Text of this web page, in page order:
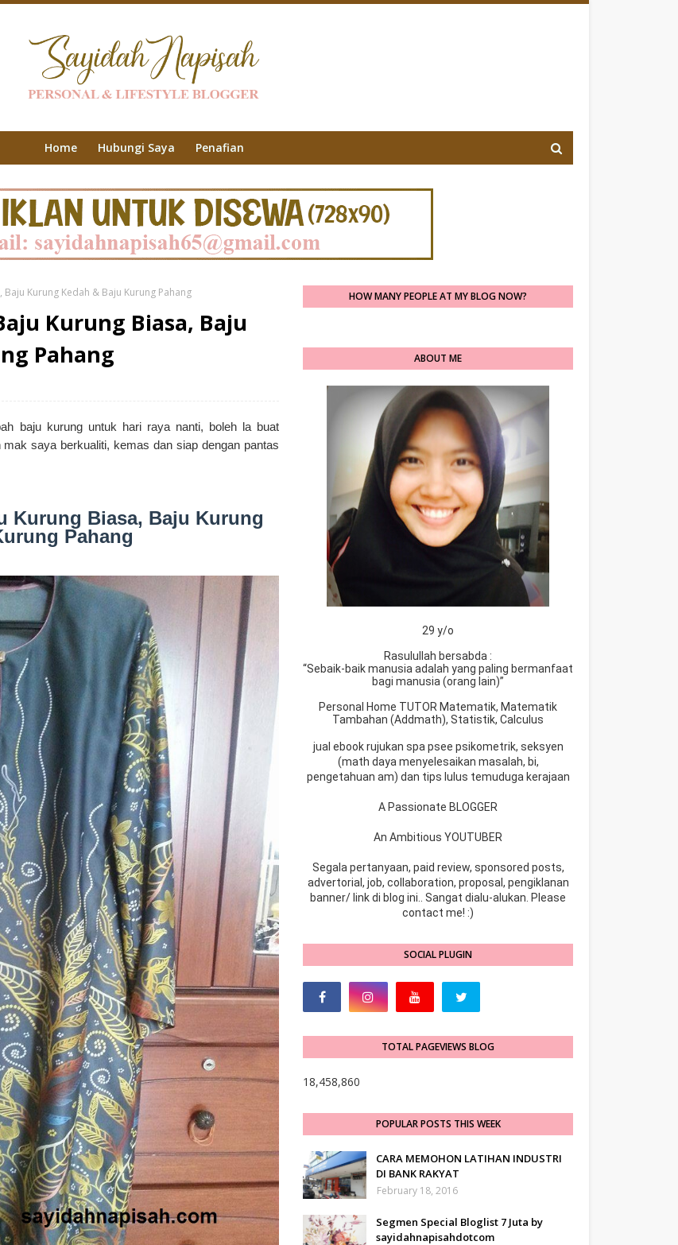
Home Hubungi Saya Penafian
Kurung Kedah & Baju Kurung Pahang
Kurung Biasa, Baju
Pahang
baju kurung untuk hari raya nanti, boleh la buat
saya berkualiti, kemas dan siap dengan pantas
Kurung Biasa, Baju Kurung
Pahang
HOW MANY PEOPLE AT MY BLOG NOW?
ABOUT ME
29 y/o
Rasulullah bersabda :
“Sebaik-baik manusia adalah yang paling bermanfaat
bagi manusia (orang lain)”
Personal Home TUTOR Matematik, Matematik
Tambahan (Addmath), Statistik, Calculus
jual ebook rujukan spa psee psikometrik, seksyen
(math daya menyelesaikan masalah, bi,
pengetahuan am) dan tips lulus temuduga kerajaan
A Passionate BLOGGER
An Ambitious YOUTUBER
Segala pertanyaan, paid review, sponsored posts,
advertorial, job, collaboration, proposal, pengiklanan
banner/ link di blog ini.. Sangat dialu-alukan. Please
contact me! :)
SOCIAL PLUGIN
TOTAL PAGEVIEWS BLOG
18,458,860
POPULAR POSTS THIS WEEK
CARA MEMOHON LATIHAN INDUSTRI
DI BANK RAKYAT
February 18, 2016
Segmen Special Bloglist 7 Juta by
sayidahnapisahdotcom